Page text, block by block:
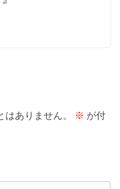
ありません。 ※ が付